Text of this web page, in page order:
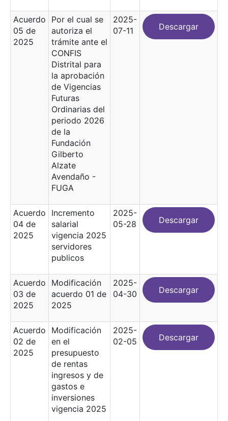
Acuerdo
05 de
2025
Por el cual se
autoriza el
trámite ante el
CONFIS
Distrital para
la aprobación
de Vigencias
Futuras
Ordinarias del
periodo 2026
de la
Fundación
Gilberto
Alzate
Avendaño -
FUGA
2025-
07-11
Descargar
Acuerdo
04 de
2025
Incremento
salarial
vigencia 2025
servidores
publicos
2025-
05-28
Descargar
Acuerdo
03 de
2025
Modificación
acuerdo 01 de
2025
2025-
04-30
Descargar
Acuerdo
02 de
2025
Modificación
en el
presupuesto
de rentas
ingresos y de
gastos e
inversiones
vigencia 2025
2025-
02-05
Descargar